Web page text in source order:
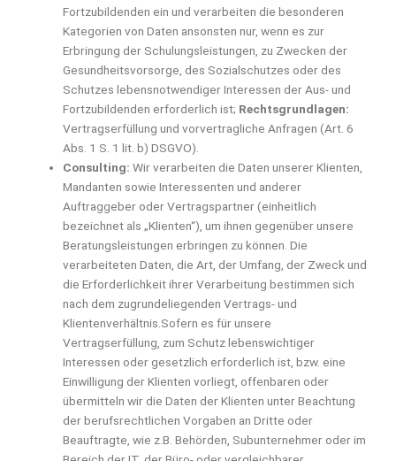
Fortzubildenden ein und verarbeiten die besonderen
Kategorien von Daten ansonsten nur, wenn es zur
Erbringung der Schulungsleistungen, zu Zwecken der
Gesundheitsvorsorge, des Sozialschutzes oder des
Schutzes lebensnotwendiger Interessen der Aus- und
Fortzubildenden erforderlich ist; Rechtsgrundlagen:
Vertragserfüllung und vorvertragliche Anfragen (Art. 6
Abs. 1 S. 1 lit. b) DSGVO).
Consulting:Wir verarbeiten die Daten unserer Klienten,
Mandanten sowie Interessenten und anderer
Auftraggeber oder Vertragspartner (einheitlich
bezeichnet als „Klienten“), um ihnen gegenüber unsere
Beratungsleistungen erbringen zu können. Die
verarbeiteten Daten, die Art, der Umfang, der Zweck und
die Erforderlichkeit ihrer Verarbeitung bestimmen sich
nach dem zugrundeliegenden Vertrags- und
Klientenverhältnis.Sofern es für unsere
Vertragserfüllung, zum Schutz lebenswichtiger
Interessen oder gesetzlich erforderlich ist, bzw. eine
Einwilligung der Klienten vorliegt, offenbaren oder
übermitteln wir die Daten der Klienten unter Beachtung
der berufsrechtlichen Vorgaben an Dritte oder
Beauftragte, wie z.B. Behörden, Subunternehmer oder im